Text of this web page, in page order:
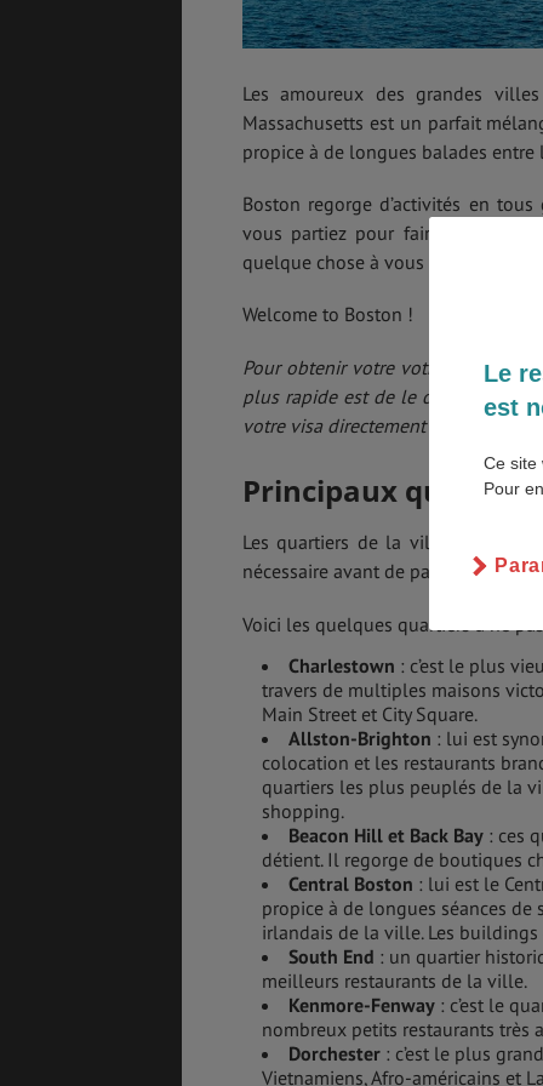
Les amoureux des grandes
Massachusetts est un parfait
propice à de longues balades
Boston regorge d’activités en
vous partiez pour faire du
quelque chose à vous mettre sous
Welcome to Boston !
Pour obtenir votre votre visa
plus rapide est de le demander en
votre visa directement par e-mail.
Principaux
Les quartiers de la ville sont
nécessaire avant de partir à la
Voici les quelques quartiers à ne pas
Charlestown : c’est le plus
travers de multiples maisons
Main Street et City Square.
Allston-Brighton : lui est
colocation et les restaurants
quartiers les plus peuplés de la
shopping.
Beacon Hill et Back Bay : ces
détient. Il regorge de boutiques
Central Boston : lui est le
propice à de longues séances
irlandais de la ville. Les
South End : un quartier
meilleurs restaurants de la ville.
Kenmore-Fenway : c’est le
nombreux petits restaurants très
Dorchester : c’est le plus
Vietnamiens, Afro-américains et
Le
est
Ce site
Pour